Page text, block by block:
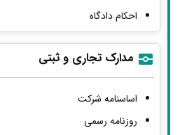
احکام دادگاه
مدارک تجاری و ثبتی
اساسنامه شرکت
روزنامه رسمی